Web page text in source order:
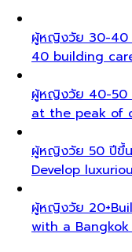
ผู้หญิงวัย 30-40
40 building
ผู้หญิงวัย 40-50
at the peak of
ผู้หญิงวัย 50 ปีขึ้
Develop
ผู้หญิงวัย 20+
with a